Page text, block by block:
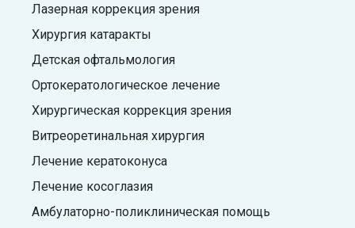
Лазерная коррекция зрения
Хирургия катаракты
Детская офтальмология
Ортокератологическое лечение
Хирургическая коррекция зрения
Витреоретинальная хирургия
Лечение кератоконуса
Лечение косоглазия
Амбулаторно-поликлиническая помощь